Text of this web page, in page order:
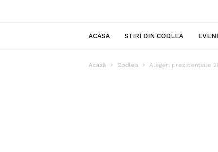
ACASA STIRI DIN CODLEA
Acasă Codlea Alegeri prezidențiale